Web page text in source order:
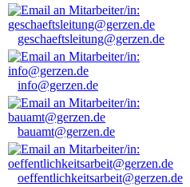
geschaeftsleitung@gerzen.de
info@gerzen.de
bauamt@gerzen.de
oeffentlichkeitsarbeit@gerzen.de